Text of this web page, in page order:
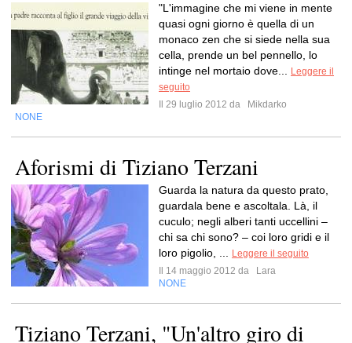
"L'immagine che mi viene in mente
quasi ogni giorno è quella di un
monaco zen che si siede nella sua
cella, prende un bel pennello, lo
intinge nel mortaio dove...
Leggere il
seguito
Il 29 luglio 2012 da
Mikdarko
NONE
Aforismi di Tiziano Terzani
Guarda la natura da questo prato,
guardala bene e ascoltala. Là, il
cuculo; negli alberi tanti uccellini –
chi sa chi sono? – coi loro gridi e il
loro pigolio, ...
Leggere il seguito
Il 14 maggio 2012 da
Lara
NONE
Tiziano Terzani, "Un'altro giro di